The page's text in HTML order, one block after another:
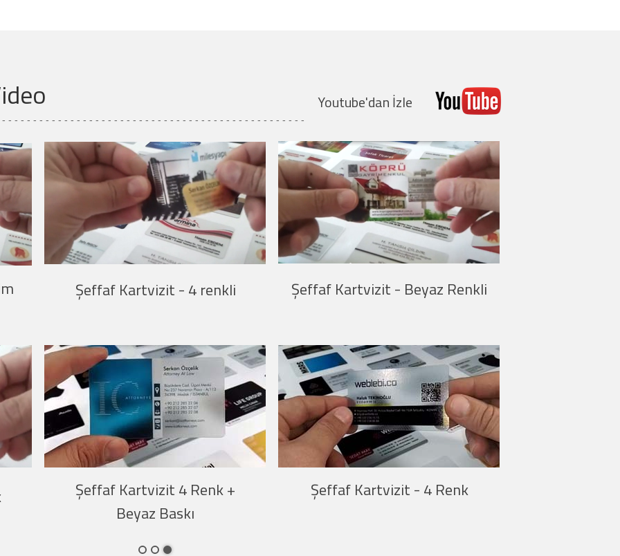
Şeffaf Kartvizit İnce
Yaldız Baskı
Şeffaf Kartvizit İnce
Şeffaf Kartvizit Kalın
- - - - - - - - - - - - - - - - - - - - - - - - - - - - - - - - - - - - - - - - - - - - - - - - - - - - - - - - - - - - - - - - - - - - - - -
Kartvizit - Video
Şeffaf Kartvizit Kalın
Şeffaf Kartvizit Kalın
Şeffaf Kartvizit İnce
Youtube'da